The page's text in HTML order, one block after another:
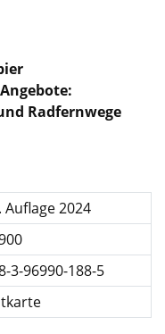
Radfernwege
Auflage 2024
3-96990-188-5